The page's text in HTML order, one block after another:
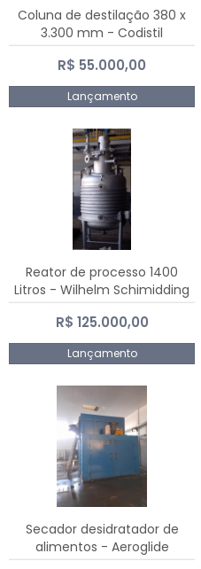
Coluna de destilação 380 x
3.300 mm - Codistil
R$ 55.000,00
Lançamento
Reator de processo 1400
Litros - Wilhelm Schimidding
R$ 125.000,00
Lançamento
Secador desidratador de
alimentos - Aeroglide